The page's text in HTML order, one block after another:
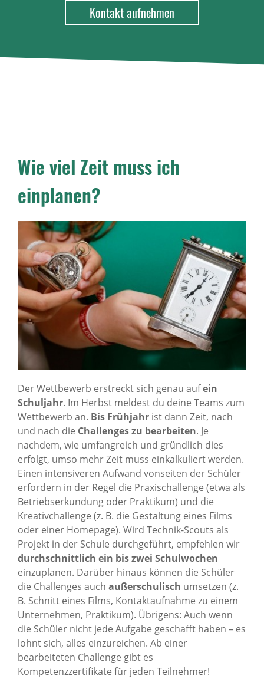
Kontakt aufnehmen
Wie viel Zeit muss ich
einplanen?
Der Wettbewerb erstreckt sich genau aufein
Schuljahr. Im Herbst meldest du deine Teams zum
Wettbewerb an. Bis Frühjahr ist dann Zeit, nach
und nach die Challenges zu bearbeiten. Je
nachdem, wie umfangreich und gründlich dies
erfolgt, umso mehr Zeit muss einkalkuliert werden.
Einen intensiveren Aufwand vonseiten der Schüler
erfordern in der Regel die Praxischallenge (etwa als
Betriebserkundung oder Praktikum) und die
Kreativchallenge (z. B. die Gestaltung eines Films
oder einer Homepage). Wird Technik-Scouts als
Projekt in der Schule durchgeführt, empfehlen wir
durchschnittlich ein bis zwei Schulwochen
einzuplanen. Darüber hinaus können die Schüler
die Challenges auch außerschulisch umsetzen (z.
B. Schnitt eines Films, Kontaktaufnahme zu einem
Unternehmen, Praktikum). Übrigens: Auch wenn
die Schüler nicht jede Aufgabe geschafft haben – es
lohnt sich, alles einzureichen. Ab einer
bearbeiteten Challenge gibt es
Kompetenzzertifikate für jeden Teilnehmer!